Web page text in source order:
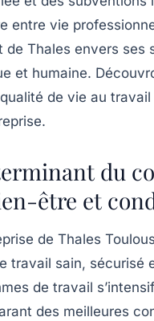
entre vie
de Thales envers
et humaine.
de vie au
du
être et
de Thales
travail sain, sécurisé
de travail
des meilleures